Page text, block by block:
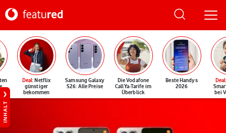
Deal: Netflix
günstiger
bekommen
Samsung Galaxy
S26: Alle Preise
Die Vodafone
CallYa-Tarife im
Überblick
Beste Handys
2026
Deal
bei
INHALT